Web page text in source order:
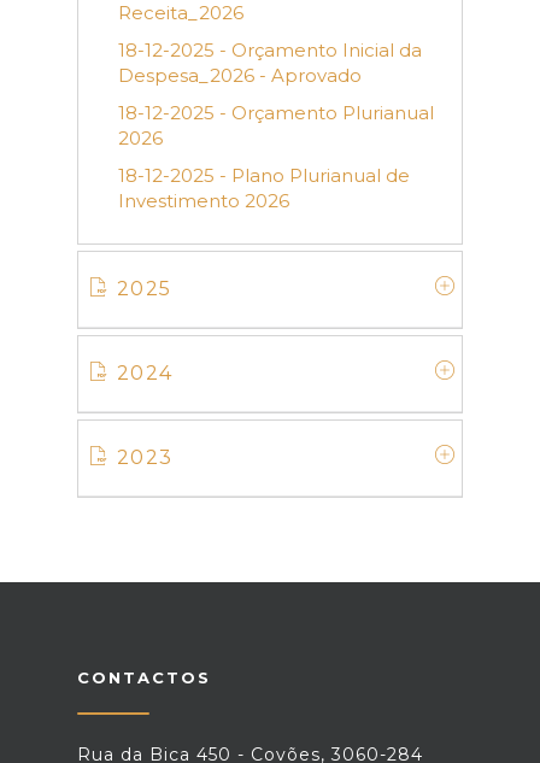
Receita_2026
18-12-2025 - Orçamento Inicial da
Despesa_2026 - Aprovado
18-12-2025 - Orçamento Plurianual
2026
18-12-2025 - Plano Plurianual de
Investimento 2026
2025
2024
2023
CONTACTOS
Rua da Bica 450 - Covões, 3060-284